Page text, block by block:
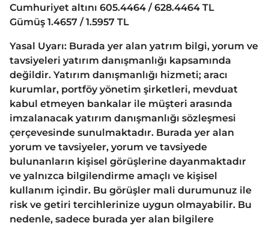
Cumhuriyet altını 605.4464 / 628.4464 TL
Gümüş 1.4657 / 1.5957 TL
Yasal Uyarı: Burada yer alan yatrım bilgi, yorum ve
tavsiyeleri yatırım danışmanlığı kapsamında
değildir. Yatırım danışmanlığı hizmeti; aracı
kurumlar, portföy yönetim şirketleri, mevduat
kabul etmeyen bankalar ile müşteri arasında
imzalanacak yatırım danışmanlığı sözleşmesi
çerçevesinde sunulmaktadır. Burada yer alan
yorum ve tavsiyeler, yorum ve tavsiyede
bulunanların kişisel görüşlerine dayanmaktadır
ve yalnızca bilgilendirme amaçlı ve kişisel
kullanım içindir. Bu görüşler mali durumunuz ile
risk ve getiri tercihlerinize uygun olmayabilir. Bu
nedenle, sadece burada yer alan bilgilere